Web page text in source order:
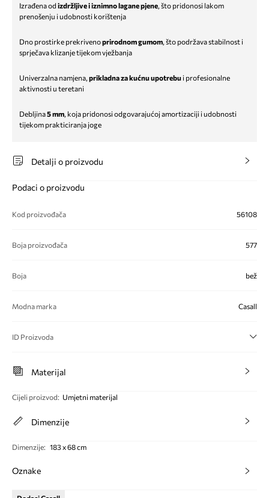
Izrađena od izdržljive i iznimno lagane pjene, što pridonosi lakom
prenošenju i udobnosti korištenja
Dno prostirke prekrivenoprirodnom gumom, što podržava stabilnost i
sprječava klizanje tijekom vježbanja
Univerzalna namjena, prikladna za kućnu upotrebu i profesionalne
aktivnosti u teretani
Debljina5 mm, koja pridonosi odgovarajućoj amortizaciji i udobnosti
tijekom prakticiranja joge
Detalji o proizvodu
Podaci o proizvodu
Kod proizvođača 56108
Boja proizvođača 577
Boja bež
Modna marka Casall
ID Proizvoda
Materijal
Cijeli proizvod: Umjetni materijal
Dimenzije
Dimenzije: 183 x 68 cm
Oznake